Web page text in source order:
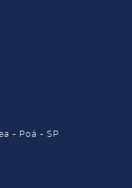
- Poá - SP